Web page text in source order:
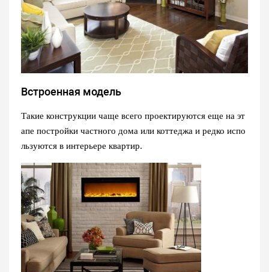
Встроенная модель
Такие конструкции чаще всего проектируются еще на эт
апе постройки частного дома или коттеджа и редко испо
льзуются в интерьере квартир.